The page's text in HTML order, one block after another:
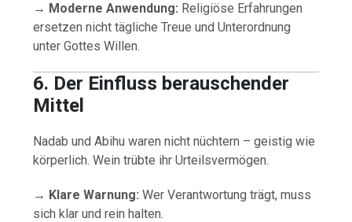
→ Moderne Anwendung: Religiöse Erfahrungen
ersetzen nicht tägliche Treue und Unterordnung
unter Gottes Willen.
6. Der Einfluss berauschender
Mittel
Nadab und Abihu waren nicht nüchtern – geistig wie
körperlich. Wein trübte ihr Urteilsvermögen.
→ Klare Warnung: Wer Verantwortung trägt, muss
sich klar und rein halten.